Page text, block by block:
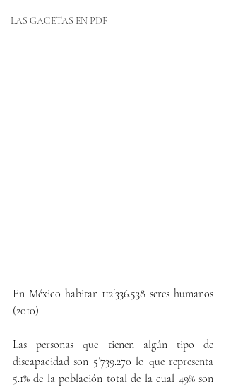
LAS GACETAS EN PDF
En México habitan 112´336.538 seres humanos
(2010)
Las personas que tienen algún tipo de
discapacidad son 5´739.270 lo que representa
5.1% de la población total de la cual 49% son